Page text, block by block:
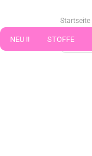
NEU !! STOFFE
Startseite
« Erster